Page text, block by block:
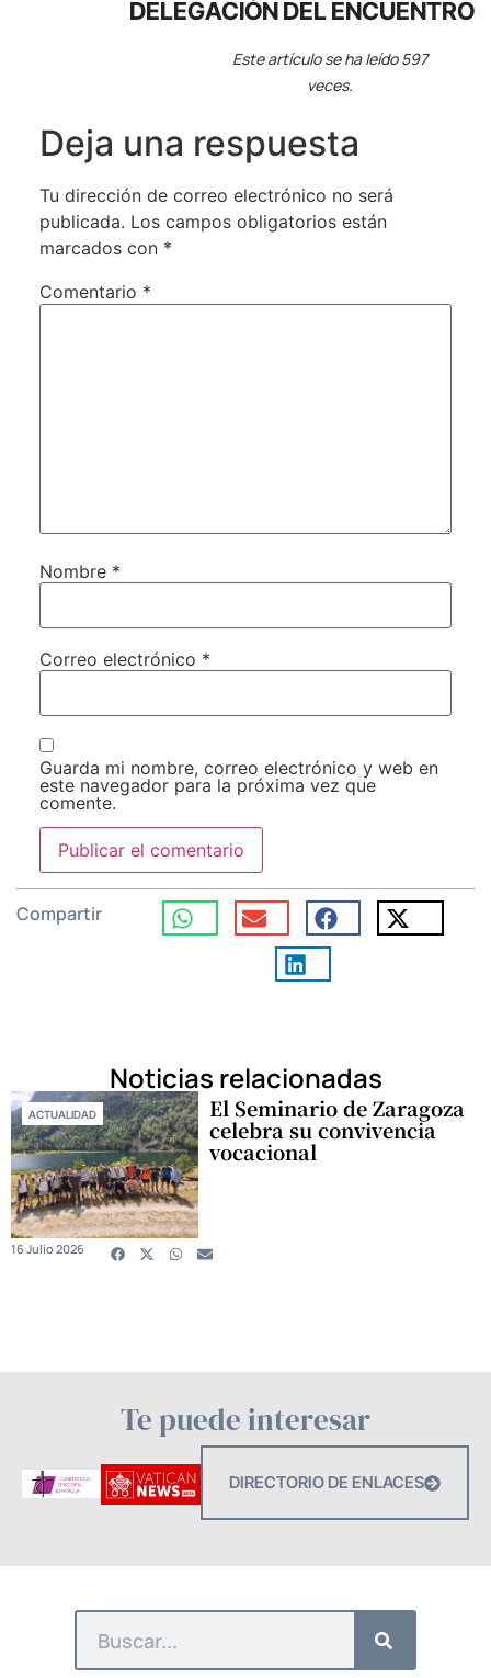
DELEGACIÓN DEL ENCUENTRO
Este artículo se ha leído 597
veces.
Deja una respuesta
Tu dirección de correo electrónico no será
publicada. Los campos obligatorios están
marcados con *
Comentario *
Nombre *
Correo electrónico *
Guarda mi nombre, correo electrónico y web en
este navegador para la próxima vez que
comente.
Compartir
Noticias relacionadas
ACTUALIDAD El Seminario de Zaragoza
celebra su convivencia
vocacional
16 Julio 2026
Te puede interesar
DIRECTORIO DE ENLACES